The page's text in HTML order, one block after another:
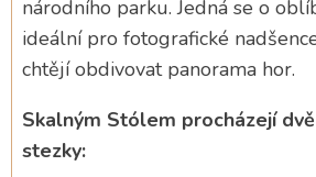
národního parku. Jedná se o
ideální pro fotografické
chtějí obdivovat panorama hor.
Skalným Stólem procházejí
stezky: